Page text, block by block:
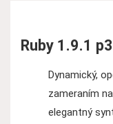
Ruby 1.9.1
Dynamický,
zameraním
elegantný